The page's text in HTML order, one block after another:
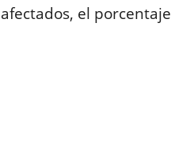
afectados, el